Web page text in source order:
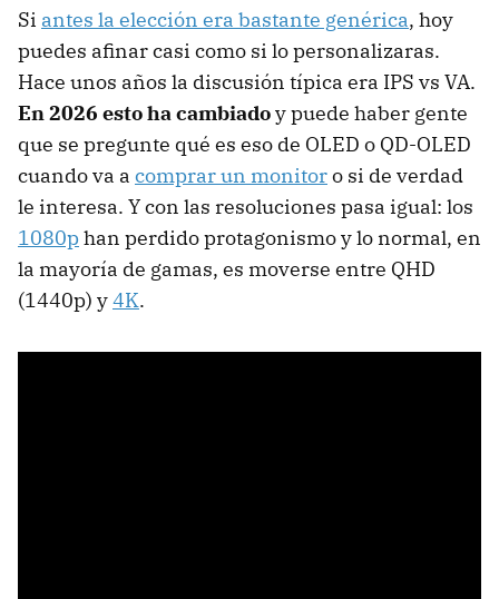
Si antes la elección era bastante genérica, hoy
puedes afinar casi como si lo personalizaras.
Hace unos años la discusión típica era IPS vs VA.
En 2026 esto ha cambiadoy puede haber gente
que se pregunte qué es eso de OLED o QD-OLED
cuando va a comprar un monitoro si de verdad
le interesa. Y con las resoluciones pasa igual: los
1080phan perdido protagonismo y lo normal, en
la mayoría de gamas, es moverse entre QHD
(1440p) y4K.